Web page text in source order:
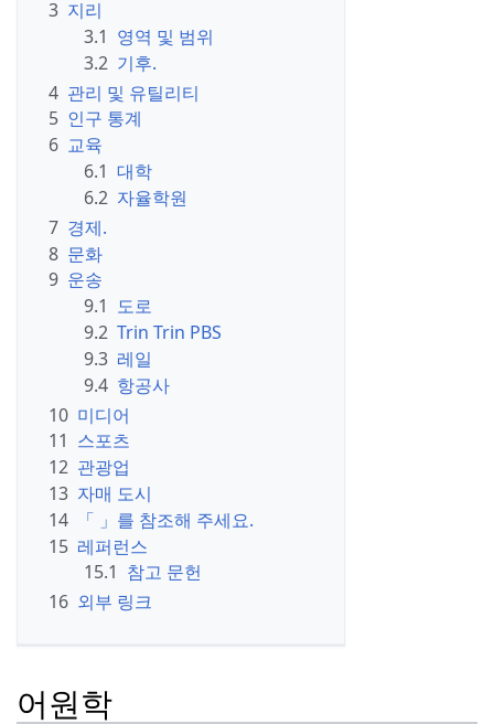
3 지리
3.1 영역 및 범위
3.2 기후.
4 관리 및 유틸리티
5 인구 통계
6 교육
6.1 대학
6.2 자율학원
7 경제.
8 문화
9 운송
9.1 도로
9.2 Trin Trin PBS
9.3 레일
9.4 항공사
10 미디어
11 스포츠
12 관광업
13 자매 도시
14
「 」를 참조해 주세요.
15 레퍼런스
15.1 참고 문헌
16 외부 링크
어원학